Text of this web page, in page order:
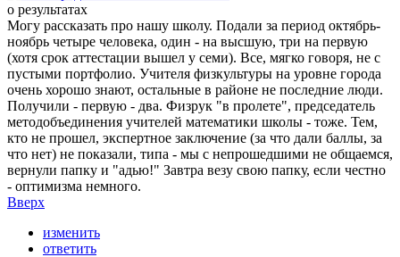
о результатах
Могу рассказать про нашу школу. Подали за период октябрь-
ноябрь четыре человека, один - на высшую, три на первую
(хотя срок аттестации вышел у семи). Все, мягко говоря, не с
пустыми портфолио. Учителя физкультуры на уровне города
очень хорошо знают, остальные в районе не последние люди.
Получили - первую - два. Физрук "в пролете", председатель
методобъединения учителей математики школы - тоже. Тем,
кто не прошел, экспертное заключение (за что дали баллы, за
что нет) не показали, типа - мы с непрошедшими не общаемся,
вернули папку и "адью!" Завтра везу свою папку, если честно
- оптимизма немного.
Вверх
изменить
ответить